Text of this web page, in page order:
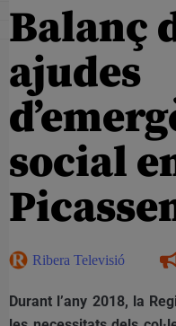
Balanç
ajudes
social
Ribera Televisió
Durant l’any 2018, la